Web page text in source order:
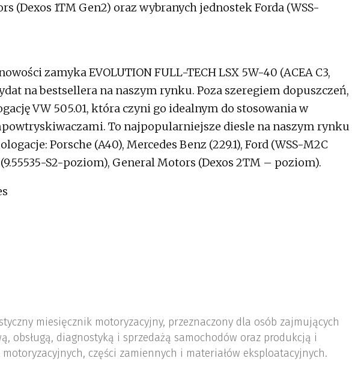
(Dexos 1TM Gen2) oraz wybranych jednostek Forda (WSS-
zamyka EVOLUTION FULL-TECH LSX 5W-40 (ACEA C3,
na bestsellera na naszym rynku. Poza szeregiem dopuszczeń,
VW 505.01, która czyni go idealnym do stosowania w
To najpopularniejsze diesle na naszym rynku
Porsche (A40), Mercedes Benz (229.1), Ford (WSS-M2C
S2-poziom), General Motors (Dexos 2TM – poziom).
miesięcznik motoryzacyjny, przeznaczony dla osób zajmujących
obsługą, diagnostyką i sprzedażą samochodów oraz produkcją i
części zamiennych i materiałów eksploatacyjnych.